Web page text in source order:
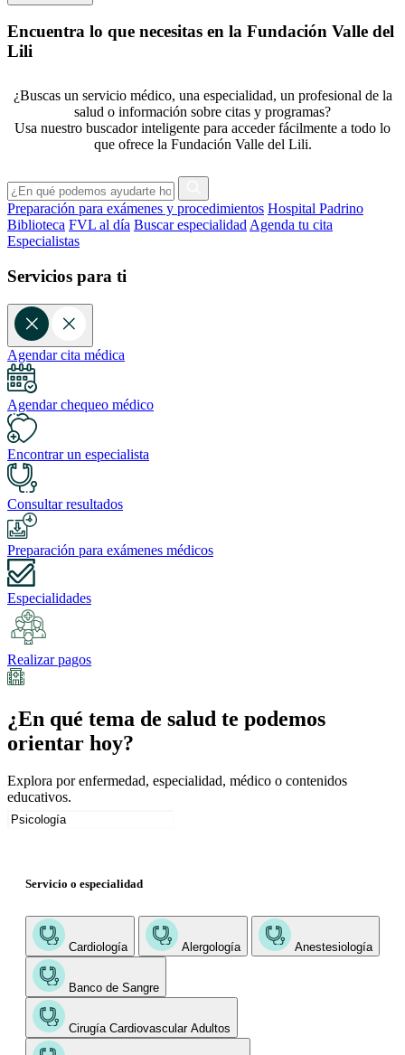
Encuentra lo que necesitas en la Fundación Valle del
Lili
¿Buscas un servicio médico, una especialidad, un profesional de la
salud o información sobre citas y programas?
Usa nuestro buscador inteligente para acceder fácilmente a todo lo
que ofrece la Fundación Valle del Lili.
Preparación para exámenes y procedimientos Hospital Padrino
Biblioteca FVL al día Buscar especialidad Agenda tu cita
Especialistas
Servicios para ti
Agendar cita médica
Agendar chequeo médico
Encontrar un especialista
Consultar resultados
Preparación para exámenes médicos
Especialidades
Realizar pagos
¿En qué tema de salud te podemos
orientar hoy?
Explora por enfermedad, especialidad, médico o contenidos
educativos.
Servicio o especialidad
Cardiología Alergología Anestesiología
Banco de Sangre
Cirugía Cardiovascular Adultos